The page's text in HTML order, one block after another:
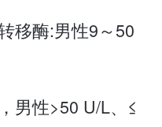
移酶:男性9～50
男性>50 U/L、≤